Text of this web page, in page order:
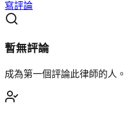
寫評論
暫無評論
成為第一個評論此律師的人。